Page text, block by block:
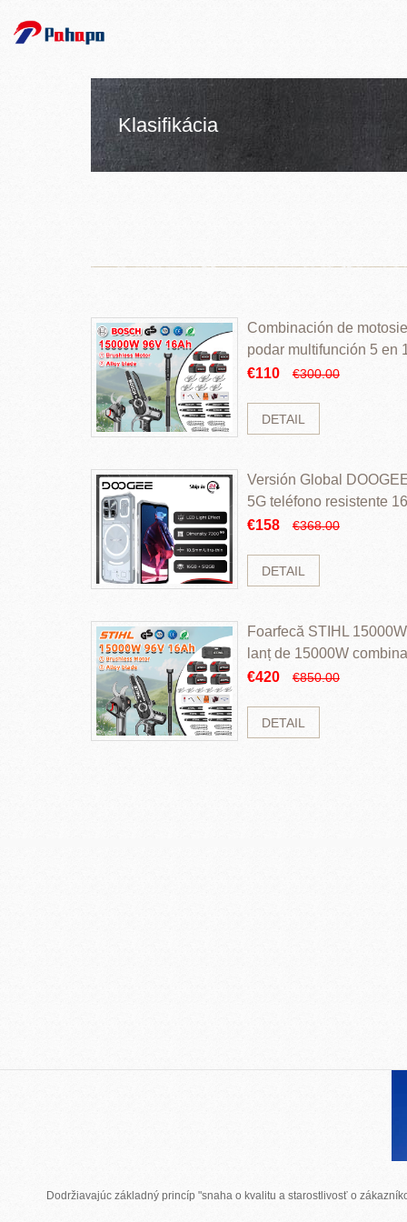
Klasifikácia
Combinación de
podar multifunción 5 en
€110
€300.00
DETAIL
Versión Global
5G teléfono resistente
ROM Mediatek
€158 €368.00
DETAIL
Foarfecă STIHL
lanț de 15000W
perii și baterie cu li
€420 €850.00
DETAIL
Dodržiavajúc základný princíp "snaha o kvalitu a starostlivosť o